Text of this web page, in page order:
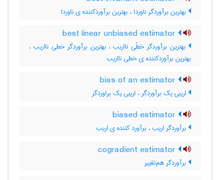
بهترین برآوردگر ناوردا ، بهترین برآوردکننده ی ناوردا
بهترین برآوردگر خطّی نااریب ، بهترین برآوردگر خطی نااریب ،
بهترین برآوردکننده ی خطی نااریب
اریبی یک برآوردگر ، اریبی یک براوردگر
برآوردگر اریب ، برآورد کننده ی اریب
برآوردگر هم‌تغییر